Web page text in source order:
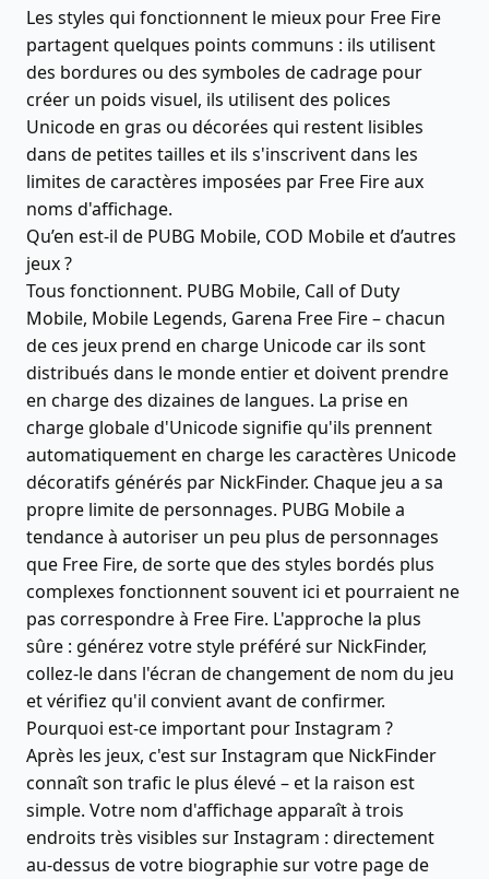
Les styles qui fonctionnent le mieux pour Free Fire
partagent quelques points communs : ils utilisent
des bordures ou des symboles de cadrage pour
créer un poids visuel, ils utilisent des polices
Unicode en gras ou décorées qui restent lisibles
dans de petites tailles et ils s'inscrivent dans les
limites de caractères imposées par Free Fire aux
noms d'affichage.
Qu’en est-il de PUBG Mobile, COD Mobile et d’autres
jeux ?
Tous fonctionnent. PUBG Mobile, Call of Duty
Mobile, Mobile Legends, Garena Free Fire – chacun
de ces jeux prend en charge Unicode car ils sont
distribués dans le monde entier et doivent prendre
en charge des dizaines de langues. La prise en
charge globale d'Unicode signifie qu'ils prennent
automatiquement en charge les caractères Unicode
décoratifs générés par NickFinder. Chaque jeu a sa
propre limite de personnages. PUBG Mobile a
tendance à autoriser un peu plus de personnages
que Free Fire, de sorte que des styles bordés plus
complexes fonctionnent souvent ici et pourraient ne
pas correspondre à Free Fire. L'approche la plus
sûre : générez votre style préféré sur NickFinder,
collez-le dans l'écran de changement de nom du jeu
et vérifiez qu'il convient avant de confirmer.
Pourquoi est-ce important pour Instagram ?
Après les jeux, c'est sur Instagram que NickFinder
connaît son trafic le plus élevé – et la raison est
simple. Votre nom d'affichage apparaît à trois
endroits très visibles sur Instagram : directement
au-dessus de votre biographie sur votre page de